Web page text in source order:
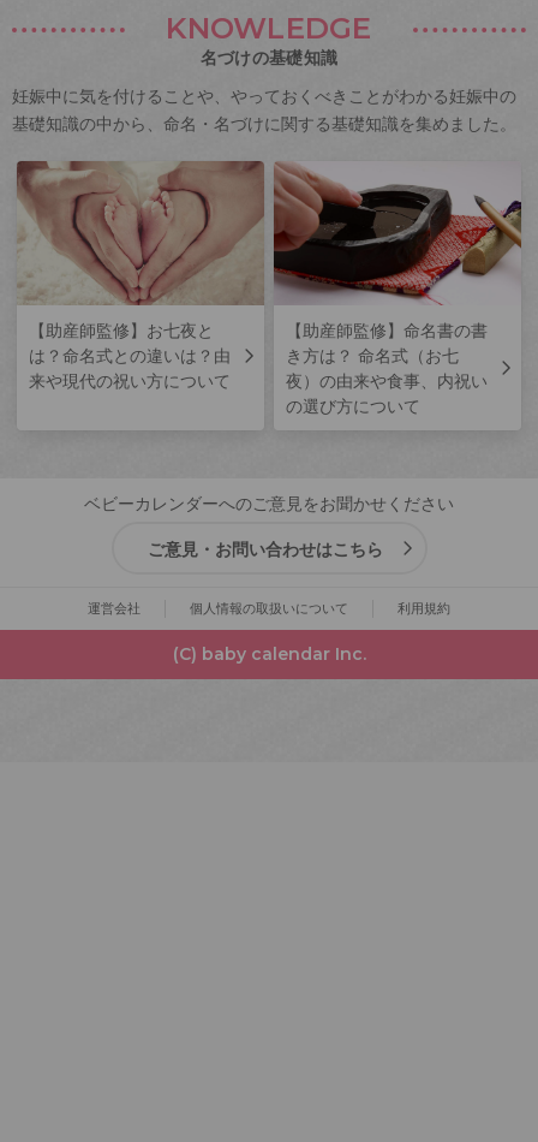
KNOWLEDGE
名づけの基礎知識
妊娠中に気を付けることや、やっておくべきことがわかる妊娠中の
基礎知識の中から、命名・名づけに関する基礎知識を集めました。
【助産師監修】お七夜と
は？命名式との違いは？由
来や現代の祝い方について
【助産師監修】命名書の書
き方は？ 命名式（お七
夜）の由来や食事、内祝い
の選び方について
ベビーカレンダーへのご意見をお聞かせください
ご意見・お問い合わせはこちら
運営会社 個人情報の取扱いについて 利用規約
(C) baby calendar Inc.